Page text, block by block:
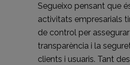
Segueixo pensant que
activitats empresarials
de control per
transparència i la
clients i usuaris. Tant